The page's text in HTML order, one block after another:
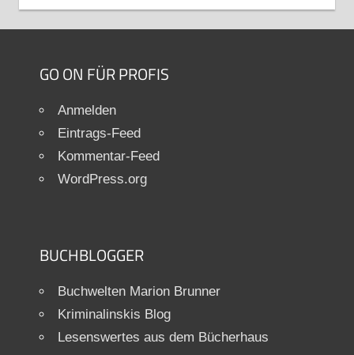
GO ON FÜR PROFIS
Anmelden
Eintrags-Feed
Kommentar-Feed
WordPress.org
BUCHBLOGGER
Buchwelten Marion Brunner
Kriminalinskis Blog
Lesenswertes aus dem Bücherhaus